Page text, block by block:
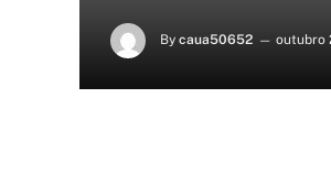
By caua50652 outubro